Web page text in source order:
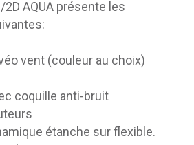
AQUA présente les
vent (couleur au choix)
coquille anti-bruit
étanche sur flexible.